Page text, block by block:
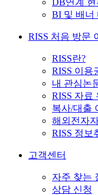
DB연계 현
BI 및 배너
RISS 처음 방문
RISS란?
RISS 이용
내 관심논
RISS 자료
복사/대출
해외전자
RISS 정보
고객센터
자주 찾는
상담 신청